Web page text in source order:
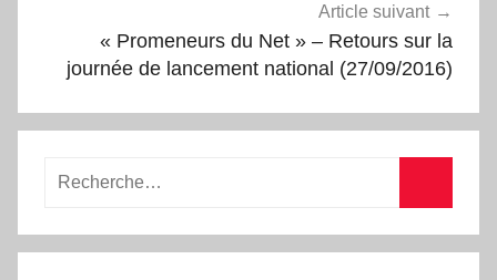
Article suivant
« Promeneurs du Net » – Retours sur la
journée de lancement national (27/09/2016)
Recherche
: